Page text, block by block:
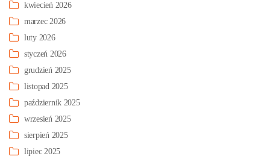
kwiecień 2026
marzec 2026
luty 2026
styczeń 2026
grudzień 2025
listopad 2025
październik 2025
wrzesień 2025
sierpień 2025
lipiec 2025